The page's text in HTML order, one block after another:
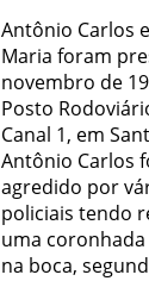
Antônio Carlos
Maria foram
novembro de
Posto
Canal 1, em
Antônio Carlos
agredido por
policiais tendo
uma coronhada
na boca,